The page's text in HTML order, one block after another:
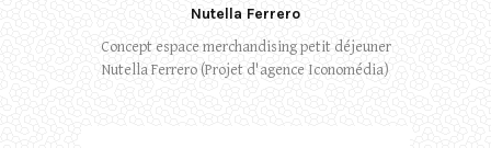
Nutella Ferrero
Concept espace merchandising petit déjeuner
Nutella Ferrero (Projet d'agence Iconomédia)